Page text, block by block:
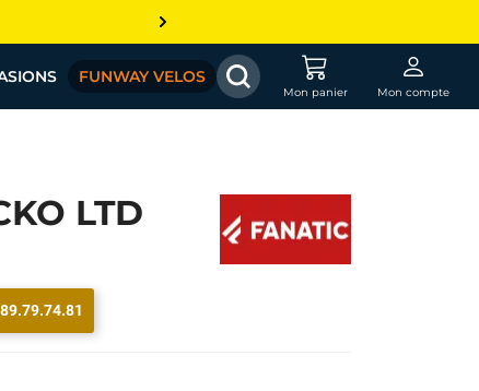
FUNWAY VELOS
Mon panier Mon compte
LTD